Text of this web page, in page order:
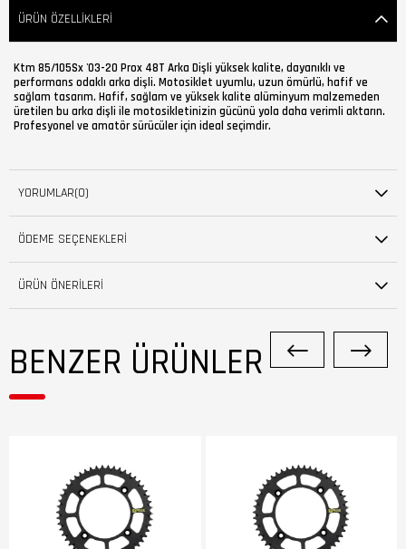
ÜRÜN ÖZELLIKLERI
Ktm 85/105Sx '03-20 Prox 48T Arka Dişli yüksek kalite, dayanıklı ve
performans odaklı arka dişli. Motosiklet uyumlu, uzun ömürlü, hafif ve
sağlam tasarım. Hafif, sağlam ve yüksek kalite alüminyum malzemeden
üretilen bu arka dişli ile motosikletinizin gücünü yola daha verimli aktarın.
Profesyonel ve amatör sürücüler için ideal seçimdir.
YORUMLAR(0)
ÖDEME SEÇENEKLERI
ÜRÜN ÖNERILERI
BENZER ÜRÜNLER